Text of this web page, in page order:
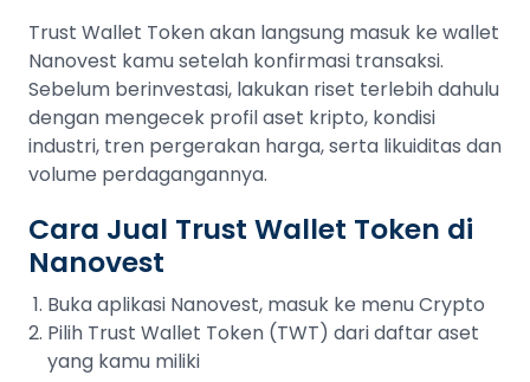
Trust Wallet Token akan langsung masuk ke wallet
Nanovest kamu setelah konfirmasi transaksi.
Sebelum berinvestasi, lakukan riset terlebih dahulu
dengan mengecek profil aset kripto, kondisi
industri, tren pergerakan harga, serta likuiditas dan
volume perdagangannya.
Cara Jual Trust Wallet Token di
Nanovest
Buka aplikasi Nanovest, masuk ke menu Crypto
Pilih Trust Wallet Token (TWT) dari daftar aset
yang kamu miliki